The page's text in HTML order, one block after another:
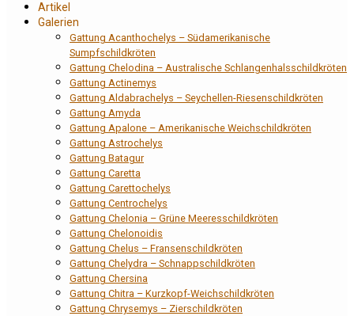
Artikel
Galerien
Gattung Acanthochelys – Südamerikanische
Sumpfschildkröten
Gattung Chelodina – Australische Schlangenhalsschildkröten
Gattung Actinemys
Gattung Aldabrachelys – Seychellen-Riesenschildkröten
Gattung Amyda
Gattung Apalone – Amerikanische Weichschildkröten
Gattung Astrochelys
Gattung Batagur
Gattung Caretta
Gattung Carettochelys
Gattung Centrochelys
Gattung Chelonia – Grüne Meeresschildkröten
Gattung Chelonoidis
Gattung Chelus – Fransenschildkröten
Gattung Chelydra – Schnappschildkröten
Gattung Chersina
Gattung Chitra – Kurzkopf-Weichschildkröten
Gattung Chrysemys – Zierschildkröten